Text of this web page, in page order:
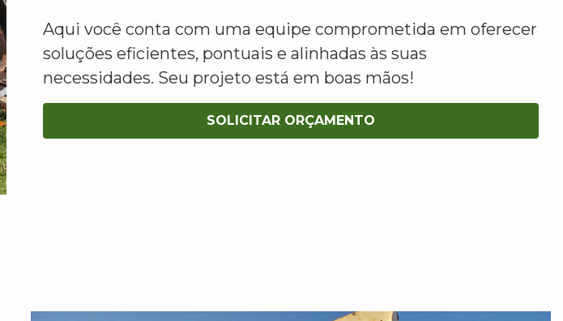
Aqui você conta com uma equipe comprometida em oferecer
soluções eficientes, pontuais e alinhadas às suas
necessidades. Seu projeto está em boas mãos!
SOLICITAR ORÇAMENTO